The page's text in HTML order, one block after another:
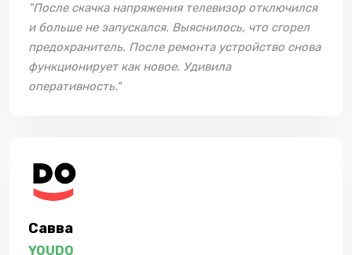
"После скачка напряжения телевизор отключился
и больше не запускался. Выяснилось, что сгорел
предохранитель. После ремонта устройство снова
функционирует как новое. Удивила
оперативность."
Савва
YOUDO